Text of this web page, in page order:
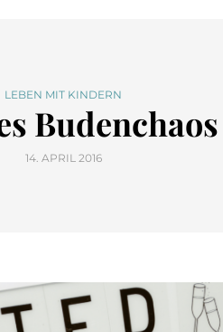
LEBEN MIT KINDERN
14. APRIL 2016